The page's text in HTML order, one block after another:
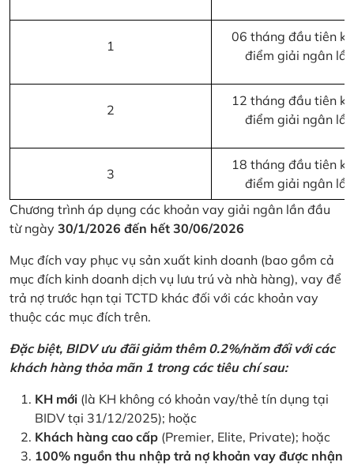
1
06 tháng đầu tiên
điểm giải ngân
2
12 tháng đầu tiên
điểm giải ngân
3
18 tháng đầu tiên
điểm giải ngân
Chương trình áp dụng các khoản vay giải ngân lần đầu
từ ngày 30/1/2026 đến hết 30/06/2026
Mục đích vay phục vụ sản xuất kinh doanh (bao gồm cả
mục đích kinh doanh dịch vụ lưu trú và nhà hàng), vay để
trả nợ trước hạn tại TCTD khác đối với các khoản vay
thuộc các mục đích trên.
Đặc biệt, BIDV ưu đãi giảm thêm 0.2%/năm đối với các
khách hàng thỏa mãn 1 trong các tiêu chí sau:
KH mới (là KH không có khoản vay/thẻ tín dụng tại
BIDV tại 31/12/2025); hoặc
Khách hàng cao cấp (Premier, Elite, Private); hoặc
100% nguồn thu nhập trả nợ khoản vay được nhận